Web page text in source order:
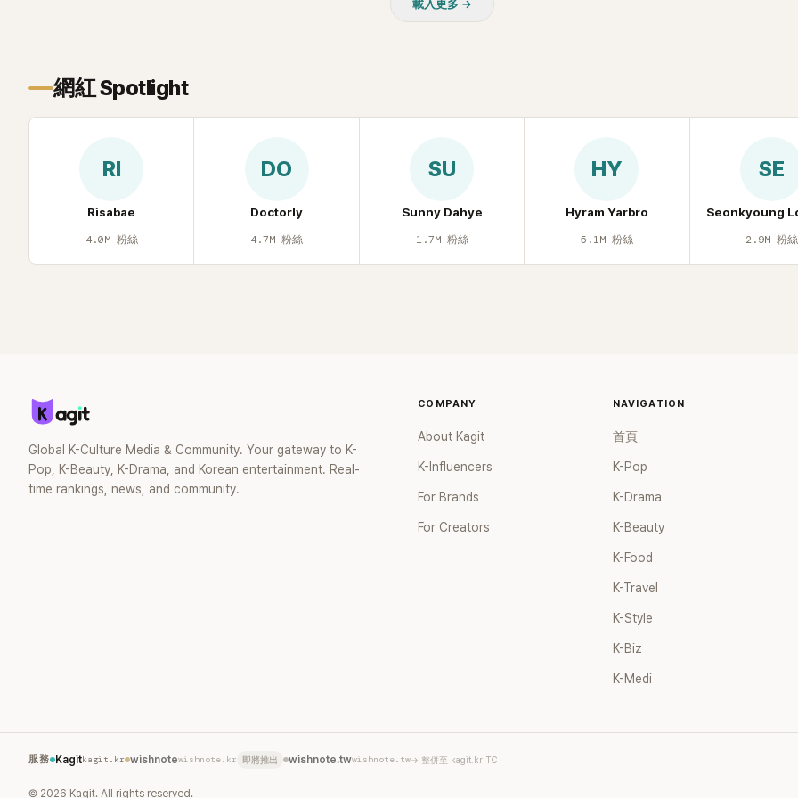
躲，淡定接招，兩人鬥嘴默契十足
忍不住笑說：「哥怎麼連這個都知道
鬆。 談到當年情況，李智惠終於鬆
言，當時確實被質疑動過隆胸手術
憶：「拍了比基尼照片之後，就開
笑。 事實上，早在 2006 年，李
裝記者招待會。當時她穿著比基尼
排攝影機前，面對媒體擺出各種姿
面至今仍被網友津津樂道。 這段為
議、直接公開腋下畫面自證清白
聲，也再次讓人見識到她面對流言時
去」的直率性格。其實她過去也曾
那張當年引發話題的「腋下比基尼照
重提這段至今仍被粉絲視為黑歷
1998 年以混聲團體 S#arp 成員身
道，該團在 2000 年代初期紅極一
爆出長達四年的團內霸凌風波，甚
根本只是懂了皮毛。」一番話笑翻全場，也
載入更多 →
網紅 Spotlight
RI
Risabae
4.0M 粉絲
DO
Doctorly
4.7M 粉絲
SU
Sunny Dahye
1.7M 粉絲
HY
Hyram Yarbro
5.1M 粉絲
SE
Seonkyoung
2.9M 粉絲
Global K-Culture Media & Community. Your gateway to K-
Pop, K-Beauty, K-Drama, and Korean entertainment. Real-
time rankings, news, and community.
COMPANY
About Kagit
K-Influencers
For Brands
For Creators
NAVIGATION
首頁
K-Pop
K-Drama
K-Beauty
K-Food
K-Travel
K-Style
K-Biz
K-Medi
服務 Kagitkagit.kr wishnotewishnote.kr 即將推出 wishnote.twwishnote.tw→ 整併至 kagit.kr TC
© 2026 Kagit. All rights reserved.